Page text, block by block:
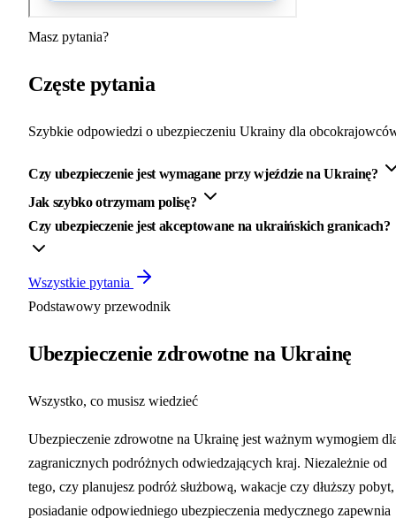
Masz pytania?
Częste pytania
Szybkie odpowiedzi o ubezpieczeniu Ukrainy dla
Czy ubezpieczenie jest wymagane przy wjeździe na Ukrainę?
Jak szybko otrzymam polisę?
Czy ubezpieczenie jest akceptowane na ukraińskich granicach?
Wszystkie pytania
Podstawowy przewodnik
Ubezpieczenie zdrowotne na Ukrainę
Wszystko, co musisz wiedzieć
Ubezpieczenie zdrowotne na Ukrainę jest ważnym wymogiem
zagranicznych podróżnych odwiedzających kraj. Niezależnie od
tego, czy planujesz podróż służbową, wakacje czy dłuższy pobyt,
posiadanie odpowiedniego ubezpieczenia medycznego zapewnia